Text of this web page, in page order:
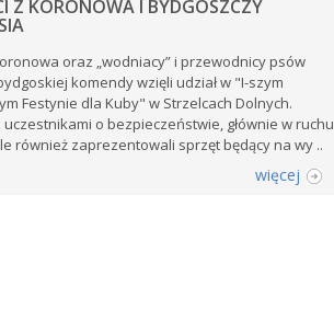
Z KORONOWA I BYDGOSZCZY
oraz „wodniacy” i przewodnicy psów
komendy wzięli udział w "I-szym
Festynie dla Kuby" w Strzelcach Dolnych.
uczestnikami o bezpieczeństwie, głównie w ruchu
również zaprezentowali sprzęt będący na wy ..
więcej